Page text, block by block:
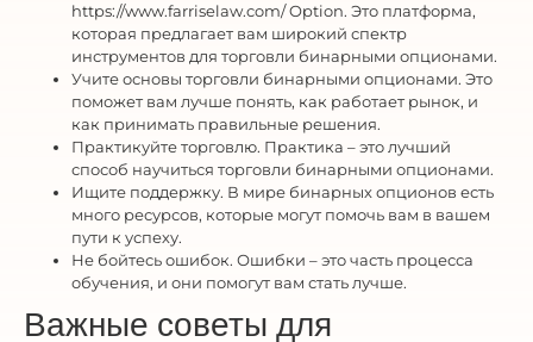
https://www.farriselaw.com/ Option. Это платформа,
которая предлагает вам широкий спектр
инструментов для торговли бинарными опционами.
Учите основы торговли бинарными опционами. Это
поможет вам лучше понять, как работает рынок, и
как принимать правильные решения.
Практикуйте торговлю. Практика – это лучший
способ научиться торговли бинарными опционами.
Ищите поддержку. В мире бинарных опционов есть
много ресурсов, которые могут помочь вам в вашем
пути к успеху.
Не бойтесь ошибок. Ошибки – это часть процесса
обучения, и они помогут вам стать лучше.
Важные советы для